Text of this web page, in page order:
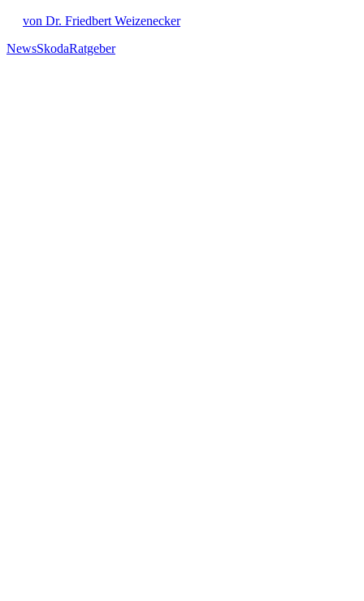
von Dr. Friedbert Weizenecker
NewsSkodaRatgeber